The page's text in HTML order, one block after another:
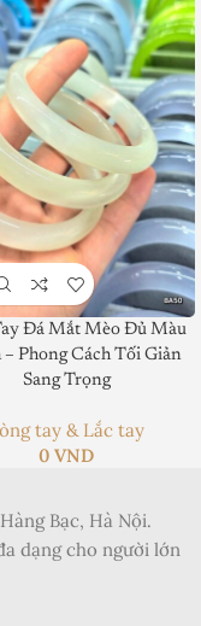
Đá Mắt Mèo Đủ Màu
– Phong Cách Tối Giản
Sang Trọng
tay & Lắc tay
0 VND
Bạc, Hà Nội.
dạng cho người lớn